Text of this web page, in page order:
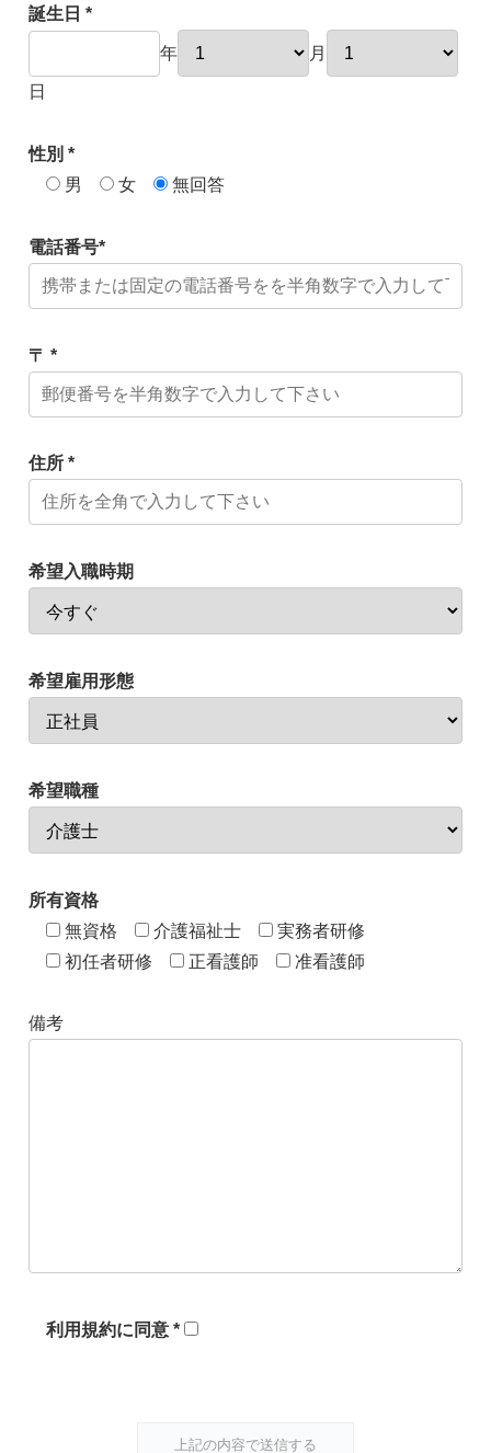
誕生日 *
年 月
日
性別 *
男
女 無回答
電話番号*
〒 *
住所 *
希望入職時期
希望雇用形態
希望職種
所有資格
無資格
介護福祉士
実務者研修
初任者研修
正看護師 准看護師
備考
利用規約に同意 *